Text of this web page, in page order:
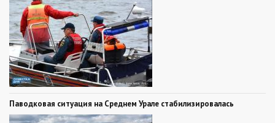
Паводковая ситуация на Среднем Урале стабилизировалась